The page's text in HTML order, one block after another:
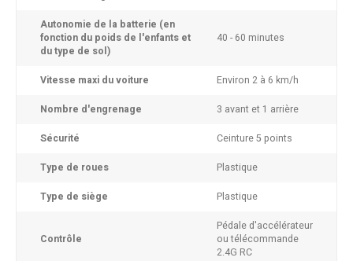
Autonomie de la batterie (en
fonction du poids de l'enfants et
du type de sol)
40 - 60 minutes
Vitesse maxi du voiture Environ 2 à 6 km/h
Nombre d'engrenage 3 avant et 1 arrière
Sécurité Ceinture 5 points
Type de roues Plastique
Type de siège Plastique
Contrôle
Pédale d'accélérateur
ou télécommande
2.4G RC